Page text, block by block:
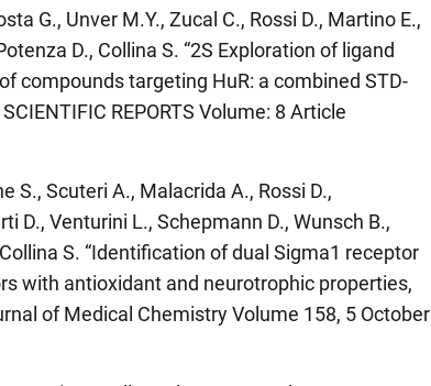
G., Unver M.Y., Zucal C., Rossi D., Martino E.,
D., Collina S. “2S Exploration of ligand
compounds targeting HuR: a combined STD-
REPORTS Volume: 8 Article
S., Scuteri A., Malacrida A., Rossi D.,
D., Venturini L., Schepmann D., Wunsch B.,
S. “Identification of dual Sigma1 receptor
with antioxidant and neurotrophic properties,
of Medical Chemistry Volume 158, 5 October